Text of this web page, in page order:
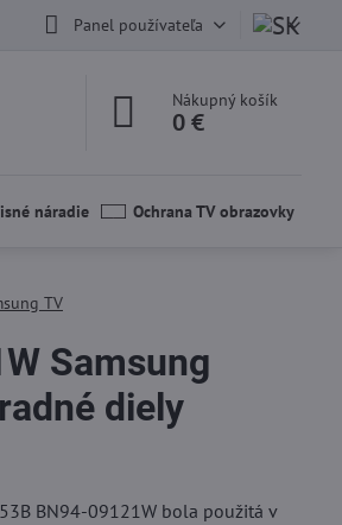
Panel používateľa
Nákupný košík
0 €
náradie Ochrana TV obrazovky
TV
Samsung
diely
BN94-09121W bola použitá v